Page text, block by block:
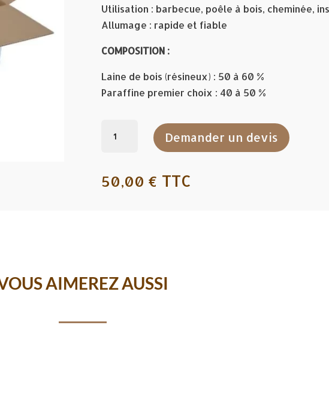
Utilisation : barbecue, poêle à bois, cheminée,
Allumage : rapide et fiable
COMPOSITION :
Laine de bois (résineux) : 50 à 60 %
Paraffine premier choix : 40 à 50 %
feu
carton
Demander un devis
50,00 € TTC
AIMEREZ AUSSI